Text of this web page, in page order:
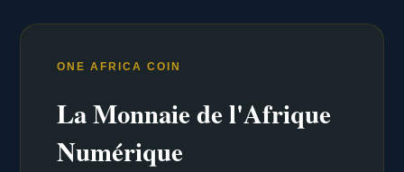
ONE AFRICA COIN
La Monnaie de l'Afrique
Numérique